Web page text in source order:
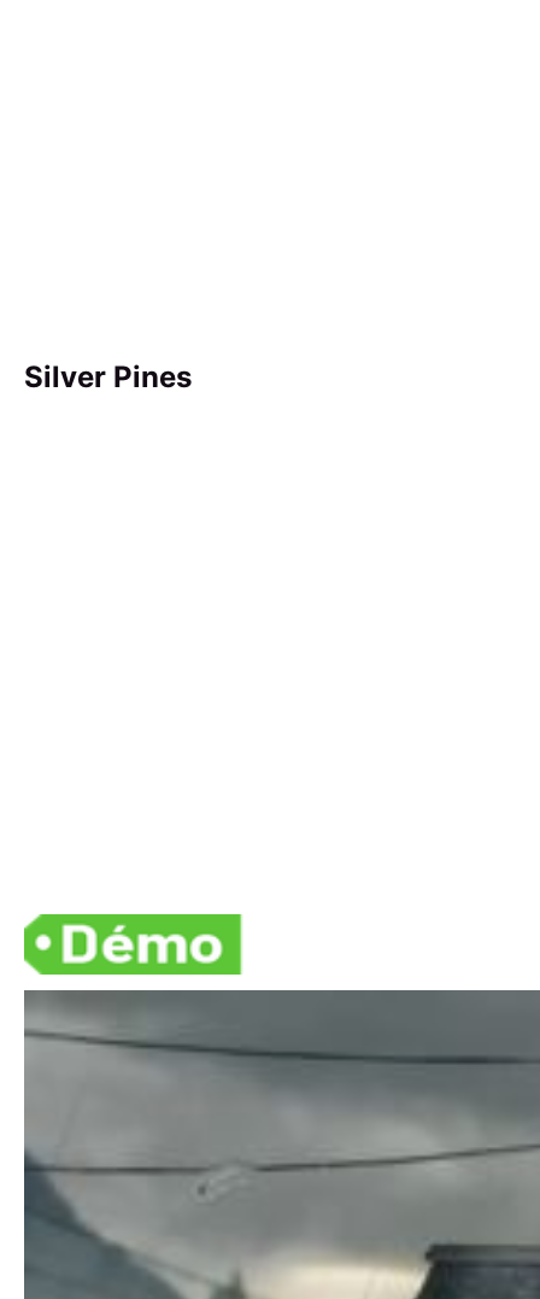
Silver Pines